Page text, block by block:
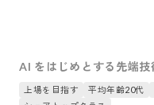
AI をはじめとする先端
上場を目指す 平均年齢20代